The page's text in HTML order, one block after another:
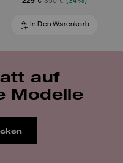
In Den Warenkorb
auf
Modelle